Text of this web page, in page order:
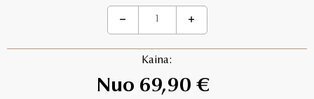
Kaina:
Nuo 69,90 €